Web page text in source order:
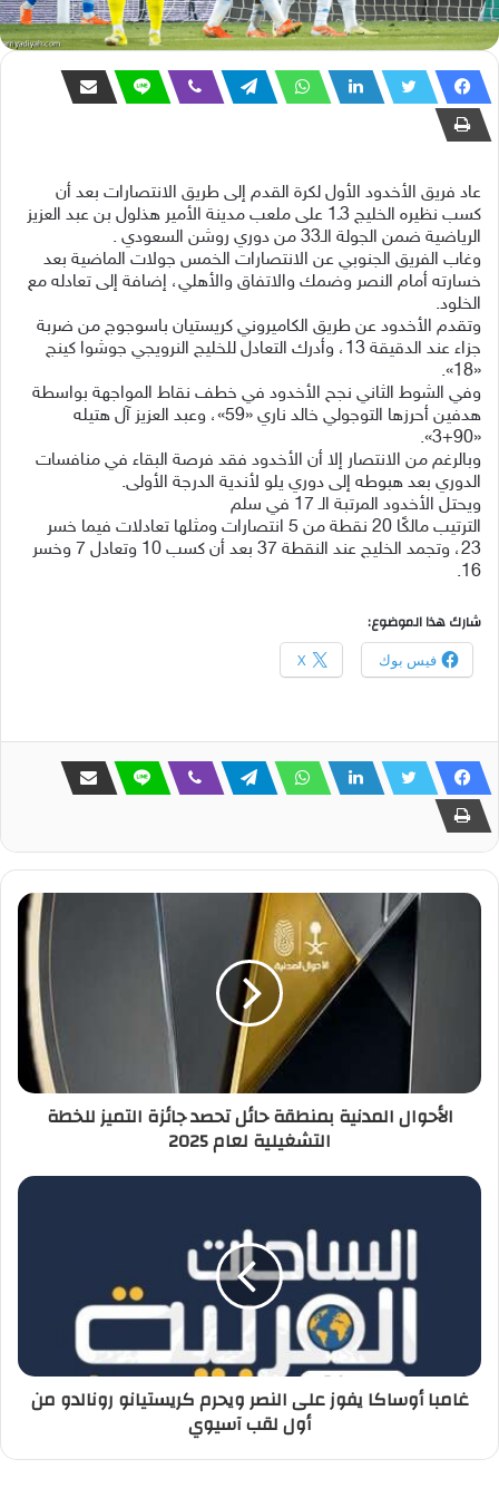
عاد فريق الأخدود الأول لكرة القدم إلى طريق الانتصارات بعد أن
كسب نظيره الخليج 3ـ1 على ملعب مدينة الأمير هذلول بن عبد العزيز
الرياضية ضمن الجولة الـ33 من دوري روشن السعودي .
وغاب الفريق الجنوبي عن الانتصارات الخمس جولات الماضية بعد
خسارته أمام النصر وضمك والاتفاق والأهلي، إضافة إلى تعادله مع
الخلود.
وتقدم الأخدود عن طريق الكاميروني كريستيان باسوجوج من ضربة
جزاء عند الدقيقة 13، وأدرك التعادل للخليج النرويجي جوشوا كينج
«18».
وفي الشوط الثاني نجح الأخدود في خطف نقاط المواجهة بواسطة
هدفين أحرزها التوجولي خالد ناري «59»، وعبد العزيز آل هتيله
«90+3».
وبالرغم من الانتصار إلا أن الأخدود فقد فرصة البقاء في منافسات
الدوري بعد هبوطه إلى دوري يلو لأندية الدرجة الأولى.
ويحتل الأخدود المرتبة الـ 17 في سلم
الترتيب مالكًا 20 نقطة من 5 انتصارات ومثلها تعادلات فيما خسر
23، وتجمد الخليج عند النقطة 37 بعد أن كسب 10 وتعادل 7 وخسر
16.
شارك هذا الموضوع:
فيس بوك X
الأحوال المدنية بمنطقة حائل تحصد جائزة التميز للخطة
التشغيلية لعام 2025
غامبا أوساكا يفوز على النصر ويحرم كريستيانو رونالدو من
أول لقب آسيوي